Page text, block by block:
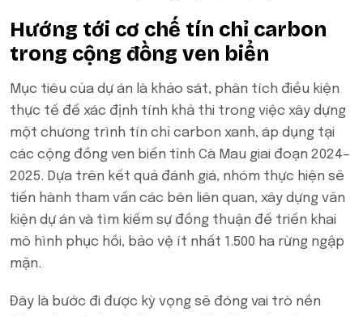
Hướng tới cơ chế tín chỉ carbon
trong cộng đồng ven biển
Mục tiêu của dự án là khảo sát, phân tích điều kiện
thực tế để xác định tính khả thi trong việc xây dựng
một chương trình tín chỉ carbon xanh, áp dụng tại
các cộng đồng ven biển tỉnh Cà Mau giai đoạn 2024–
2025. Dựa trên kết quả đánh giá, nhóm thực hiện sẽ
tiến hành tham vấn các bên liên quan, xây dựng văn
kiện dự án và tìm kiếm sự đồng thuận để triển khai
mô hình phục hồi, bảo vệ ít nhất 1.500 ha rừng ngập
mặn.
Đây là bước đi được kỳ vọng sẽ đóng vai trò nền